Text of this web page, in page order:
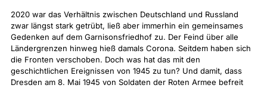
2020 war das Verhältnis zwischen Deutschland und Russland
zwar längst stark getrübt, ließ aber immerhin ein gemeinsames
Gedenken auf dem Garnisonsfriedhof zu. Der Feind über alle
Ländergrenzen hinweg hieß damals Corona. Seitdem haben sich
die Fronten verschoben. Doch was hat das mit den
geschichtlichen Ereignissen von 1945 zu tun? Und damit, dass
Dresden am 8. Mai 1945 von Soldaten der Roten Armee befreit